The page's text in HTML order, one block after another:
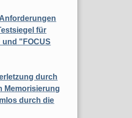
für
und "FOCUS
durch
Memorisierung
durch die